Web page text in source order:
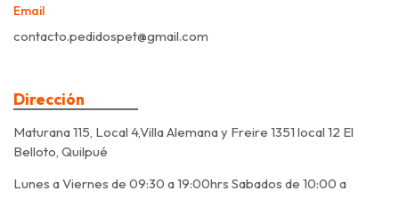
Email
contacto.pedidospet@gmail.com
Dirección
Maturana 115, Local 4,Villa Alemana y Freire 1351 local 12 El
Belloto, Quilpué
Lunes a Viernes de 09:30 a 19:00hrs Sabados de 10:00 a